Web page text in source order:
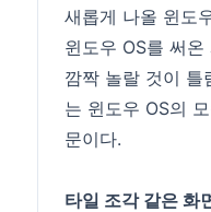
새롭게 나올 윈도
윈도우 OS를 써
깜짝 놀랄 것이 틀
는 윈도우 OS의
문이다.
타일 조각 같은 화